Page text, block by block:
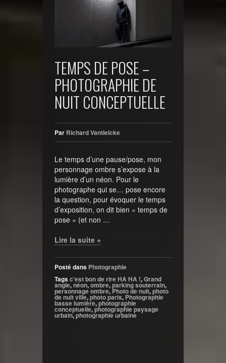
TEMPS DE POSE –
PHOTOGRAPHIE DE
NUIT CONCEPTUELLE
Par Richard Vantielcke
Le temps d’une pause/pose, mon
personnage ombre s’expose à la
lumière d’un néon. Pour le
photographe qui se… pose encore
la question, pour évoquer le temps
d’exposition, on dit bien « temps de
pose » (et non …
Lire la suite +
Posté dans Photographie
Tagsc'est bon de rire HA HA !,Grand
angle,néon,ombre,parking souterrain,
personnage ombre,Photo de nuit,photo
de nuit ville,photo paris, Photographie
basse lumière,photographie
conceptuelle,photographie paysage
urbain,photographie urbaine